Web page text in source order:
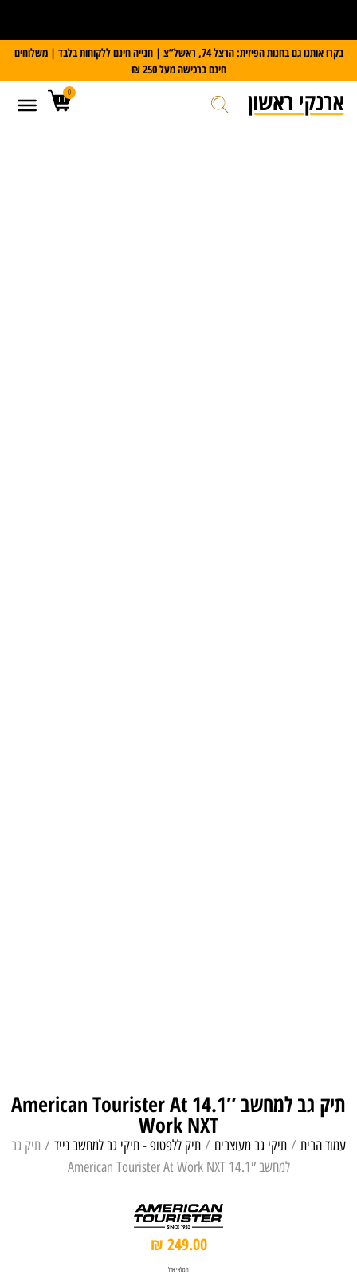
על כל מזוודת Slazenger קבלו משקל דיגיטלי במתנה
בקרו אותנו גם בחנות הפיזית: הרצל 74, ראשל”צ | חנייה חינם ללקוחות בלבד | משלוחים
חינם ברכישה מעל 250 ₪
0
תיק גב למחשב 14.1″ American Tourister At
Work NXT
עמוד הבית / תיקי גב מעוצבים / תיק ללפטופ - תיקי גב למחשב נייד / תיק גב
למחשב 14.1″ American Tourister At Work NXT
₪ 249.00
המלאי אזל